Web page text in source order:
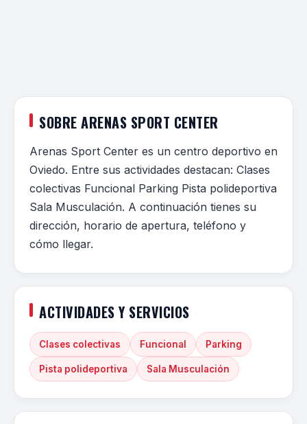
SOBRE ARENAS SPORT CENTER
Arenas Sport Center es un centro deportivo en
Oviedo. Entre sus actividades destacan: Clases
colectivas Funcional Parking Pista polideportiva
Sala Musculación. A continuación tienes su
dirección, horario de apertura, teléfono y
cómo llegar.
ACTIVIDADES Y SERVICIOS
Clases colectivas Funcional Parking
Pista polideportiva Sala Musculación